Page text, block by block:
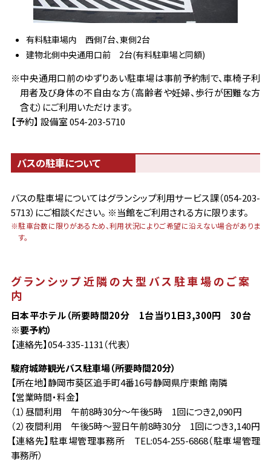
有料駐車場内 西側7台、東側2台
建物北側中央通用口前 2台(有料駐車場と同額)
※中央通用口前のゆずりあい駐車場は事前予約制で、車椅子利
用者及び身体の不自由な方（高齢者や妊婦、歩行が困難な方
含む）にご利用いただけます。
【予約】 設備室 054-203-5710
バスの駐車について
バスの駐車場についてはグランシップ利用サービス課（054-203-
5713）にご相談ください。 ※当館をご利用される方に限ります。
※駐車台数に限りがあるため、利用状況によりご希望に沿えない場合がありま
す。
グランシップ近隣の大型バス駐車場のご案
内
日本平ホテル（所要時間20分 1台当り1日3,300円 30台
※要予約）
【連絡先】054-335-1131（代表）
駿府城跡観光バス駐車場（所要時間20分）
【所在地】静岡市葵区追手町4番16号静岡県庁東館 南隣
【営業時間・料金】
（1）昼間利用 午前8時30分～午後5時 1回につき2,090円
（2）夜間利用 午後5時～翌日午前8時30分 1回につき3,140円
【連絡先】駐車場管理事務所 TEL:054-255-6868（駐車場管理
事務所）